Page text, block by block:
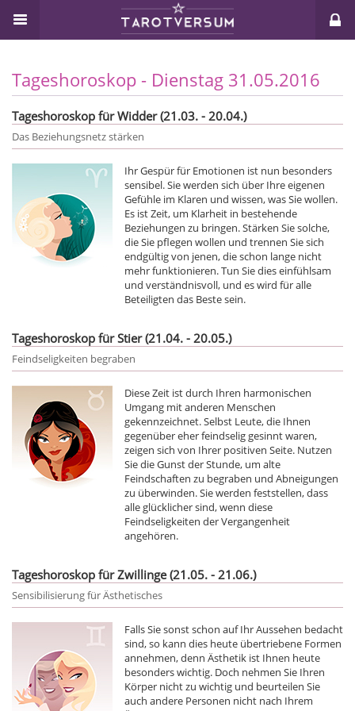
Tageshoroskop - Dienstag 31.05.2016
Tageshoroskop für Widder (21.03. - 20.04.)
Das Beziehungsnetz stärken
Ihr Gespür für Emotionen ist nun besonders
sensibel. Sie werden sich über Ihre eigenen
Gefühle im Klaren und wissen, was Sie wollen.
Es ist Zeit, um Klarheit in bestehende
Beziehungen zu bringen. Stärken Sie solche,
die Sie pflegen wollen und trennen Sie sich
endgültig von jenen, die schon lange nicht
mehr funktionieren. Tun Sie dies einfühlsam
und verständnisvoll, und es wird für alle
Beteiligten das Beste sein.
Tageshoroskop für Stier (21.04. - 20.05.)
Feindseligkeiten begraben
Diese Zeit ist durch Ihren harmonischen
Umgang mit anderen Menschen
gekennzeichnet. Selbst Leute, die Ihnen
gegenüber eher feindselig gesinnt waren,
zeigen sich von Ihrer positiven Seite. Nutzen
Sie die Gunst der Stunde, um alte
Feindschaften zu begraben und Abneigungen
zu überwinden. Sie werden feststellen, dass
alle glücklicher sind, wenn diese
Feindseligkeiten der Vergangenheit
angehören.
Tageshoroskop für Zwillinge (21.05. - 21.06.)
Sensibilisierung für Ästhetisches
Falls Sie sonst schon auf Ihr Aussehen bedacht
sind, so kann dies heute übertriebene Formen
annehmen, denn Ästhetik ist Ihnen heute
besonders wichtig. Doch nehmen Sie Ihren
Körper nicht zu wichtig und beurteilen Sie
auch andere Personen nicht nach Ihrem